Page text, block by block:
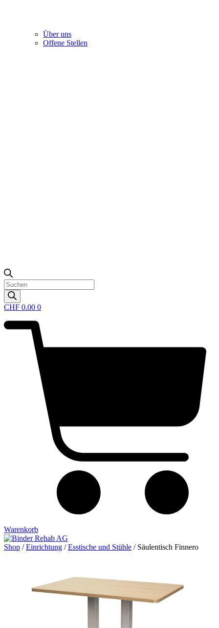
Über uns
Offene Stellen
Products
search
CHF 0.00 0
Warenkorb
Shop /Einrichtung /Esstische und Stühle / Säulentisch Finnero